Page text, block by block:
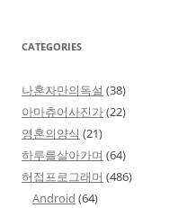
CATEGORIES
나혼자만의독설 (38)
아마츄어사진가(22)
영혼의양식 (21)
하루를살아가며 (64)
허접프로그래머 (486)
Android (64)